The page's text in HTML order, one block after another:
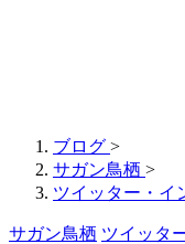
ブログ >
サガン鳥栖 >
ツイッター・イ
サガン鳥栖 ツイッタ